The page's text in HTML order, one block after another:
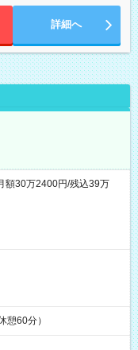
が可能なお仕事です！
詳細へ
30万2400円/残込39万
憩60分）